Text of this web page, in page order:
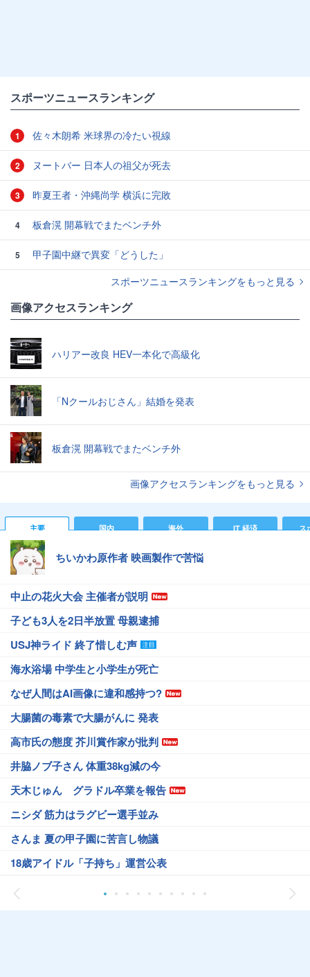
スポーツニュースランキング
1 佐々木朗希 米球界の冷たい視線
2 ヌートバー 日本人の祖父が死去
3 昨夏王者・沖縄尚学 横浜に完敗
4 板倉滉 開幕戦でまたベンチ外
5
甲子園中継で異変「どうした」
スポーツニュースランキングをもっと見る
画像アクセスランキング
ハリアー改良 HEV一本化で高級化
「Nクールおじさん」結婚を発表
板倉滉 開幕戦でまたベンチ外
画像アクセスランキングをもっと見る
主要 国内 海外 IT 経済 ス
ちいかわ原作者 映画製作で苦悩
中止の花火大会 主催者が説明
子ども3人を2日半放置 母親逮捕
USJ神ライド 終了惜しむ声
海水浴場 中学生と小学生が死亡
なぜ人間はAI画像に違和感持つ?
大腸菌の毒素で大腸がんに 発表
高市氏の態度 芥川賞作家が批判
井脇ノブ子さん 体重38kg減の今
天木じゅん グラドル卒業を報告
ニシダ 筋力はラグビー選手並み
さんま 夏の甲子園に苦言し物議
18歳アイドル「子持ち」運営公表